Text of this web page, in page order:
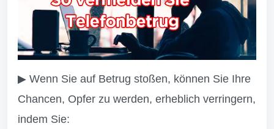
▶ Wenn Sie auf Betrug stoßen, können Sie Ihre
Chancen, Opfer zu werden, erheblich verringern,
indem Sie: